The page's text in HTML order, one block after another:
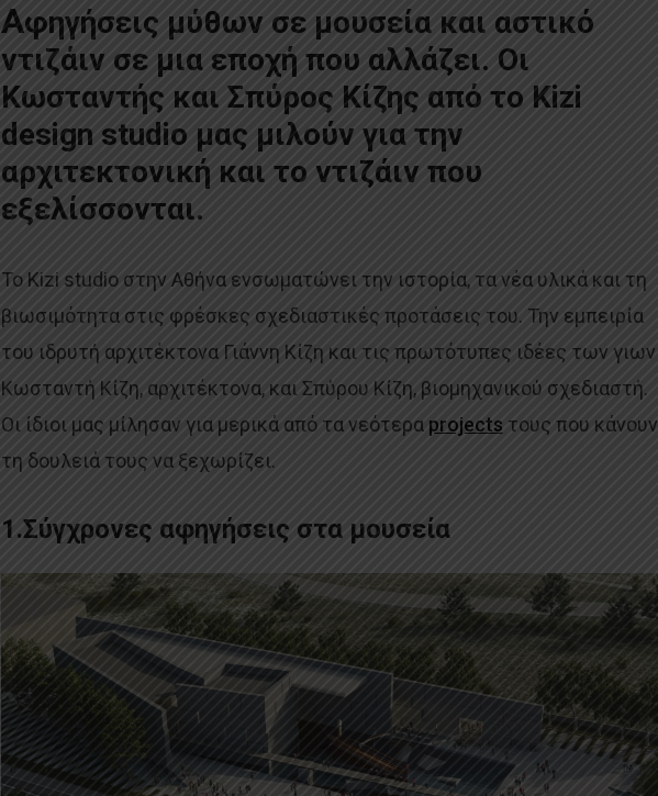
Αφηγήσεις μύθων σε μουσεία και αστικό
ντιζάιν σε μια εποχή που αλλάζει. Οι
Κωσταντής και Σπύρος Κίζης από το Kizi
design studio μας μιλούν για την
αρχιτεκτονική και το ντιζάιν που
εξελίσσονται.
Το Kizi studio στην Αθήνα ενσωματώνει την ιστορία, τα νέα υλικά και τη
βιωσιμότητα στις φρέσκες σχεδιαστικές προτάσεις του. Την εμπειρία
του ιδρυτή αρχιτέκτονα Γιάννη Κίζη και τις πρωτότυπες ιδέες των γιων
Κωσταντή Κίζη, αρχιτέκτονα, και Σπύρου Κίζη, βιομηχανικού σχεδιαστή.
Οι ίδιοι μας μίλησαν για μερικά από τα νεότερα projects τους που κάνουν
τη δουλειά τους να ξεχωρίζει.
1.Σύγχρονες αφηγήσεις στα μουσεία